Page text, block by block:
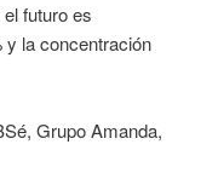
futuro es
y la concentración
Grupo Amanda,